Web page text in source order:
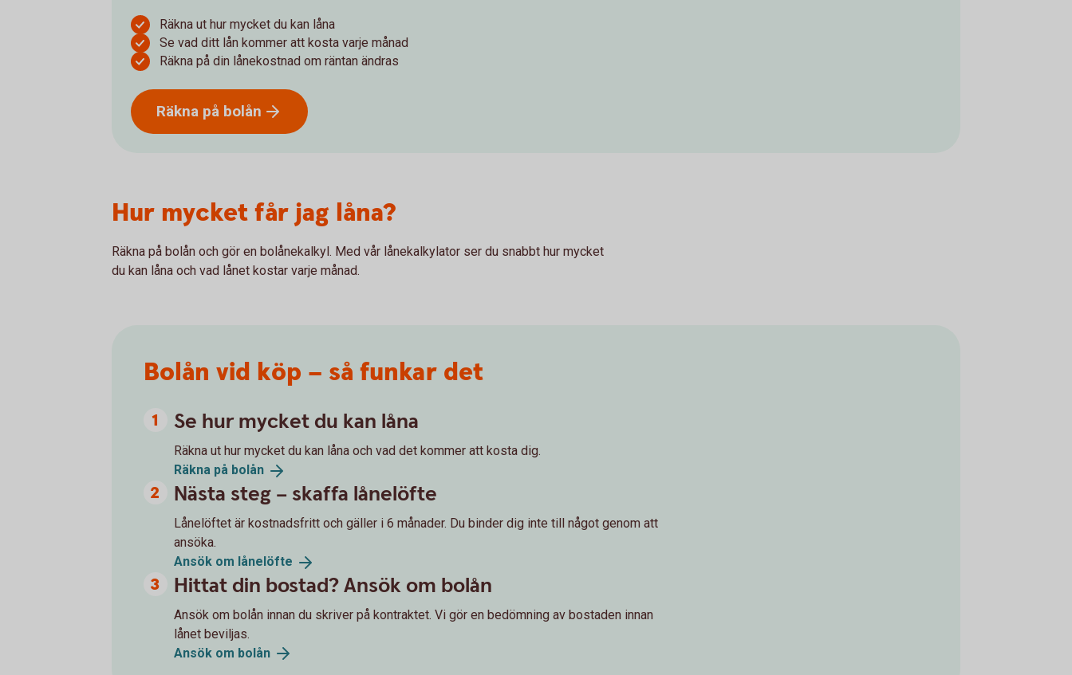
Räkna ut hur mycket du kan låna
Se vad ditt lån kommer att kosta varje månad
Räkna på din lånekostnad om räntan ändras
Räkna på bolån
Hur mycket får jag låna?
Räkna på bolån och gör en bolånekalkyl. Med vår lånekalkylator ser du snabbt hur mycket
du kan låna och vad lånet kostar varje månad.
Bolån vid köp – så funkar det
Se hur mycket du kan låna
Räkna ut hur mycket du kan låna och vad det kommer att kosta dig.
Räkna på bolån
Nästa steg – skaffa lånelöfte
Lånelöftet är kostnadsfritt och gäller i 6 månader. Du binder dig inte till något genom att
ansöka.
Ansök om lånelöfte
Hittat din bostad? Ansök om bolån
Ansök om bolån innan du skriver på kontraktet. Vi gör en bedömning av bostaden innan
lånet beviljas.
Ansök om bolån